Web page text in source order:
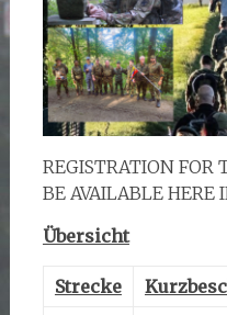
REGISTRATION FOR
BE AVAILABLE HERE
Übersicht
Strecke